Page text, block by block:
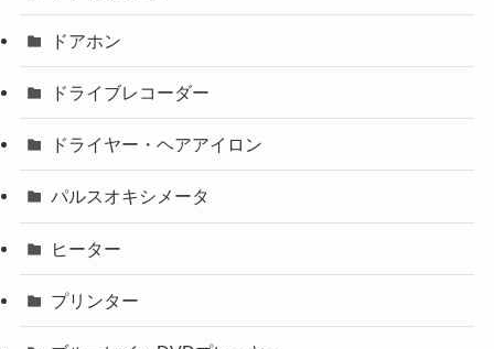
ドアホン
ドライブレコーダー
ドライヤー・ヘアアイロン
パルスオキシメータ
ヒーター
プリンター